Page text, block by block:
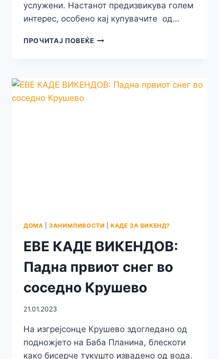
услужени. Настанот предизвикува голем
интерес, особено кај купувачите од…
ПРОЧИТАЈ ПОВЕЌЕНАД
БИДАТ
ДОМА |ЗАНИМЛИВОСТИ |КАДЕ ЗА ВИКЕНД?
ЕВЕ КАДЕ ВИКЕНДОВ:
Падна првиот снег во
соседно Крушево
21.01.2023
На изгрејсонце Крушево здогледано од
подножјето на Баба Планина, блескоти
како бисерче тукушто извадено од вода.